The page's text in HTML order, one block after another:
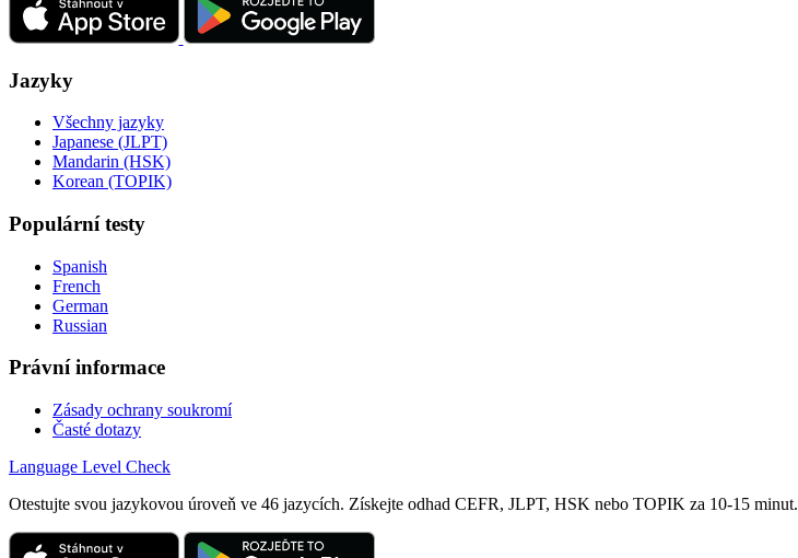
Jazyky
Všechny jazyky
Japanese (JLPT)
Mandarin (HSK)
Korean (TOPIK)
Populární testy
Spanish
French
German
Russian
Právní informace
Zásady ochrany soukromí
Časté dotazy
Language Level Check
Otestujte svou jazykovou úroveň ve 46 jazycích. Získejte odhad CEFR, JLPT, HSK nebo TOPIK za 10-15 minut.